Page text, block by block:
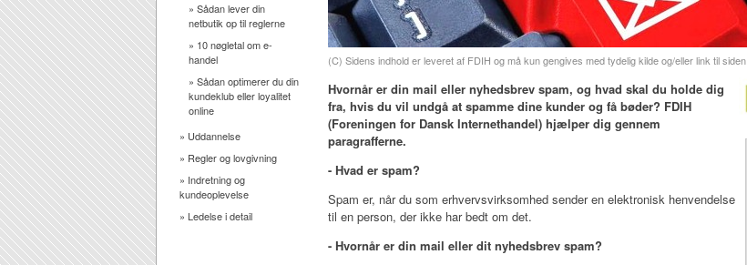
» Sådan lever din
netbutik op til reglerne
» 10 nøgletal om e-
handel
» Sådan optimerer du din
kundeklub eller loyalitet
online
» Uddannelse
» Regler og lovgivning
» Indretning og
kundeoplevelse
» Ledelse i detail
(C) Sidens indhold er leveret af FDIH og må kun gengives med tydelig kilde og/eller link til siden
Hvornår er din mail eller nyhedsbrev spam, og hvad skal du holde dig
fra, hvis du vil undgå at spamme dine kunder og få bøder? FDIH
(Foreningen for Dansk Internethandel) hjælper dig gennem
paragrafferne.
- Hvad er spam?
Spam er, når du som erhvervsvirksomhed sender en elektronisk henvendelse
til en person, der ikke har bedt om det.
- Hvornår er din mail eller dit nyhedsbrev spam?